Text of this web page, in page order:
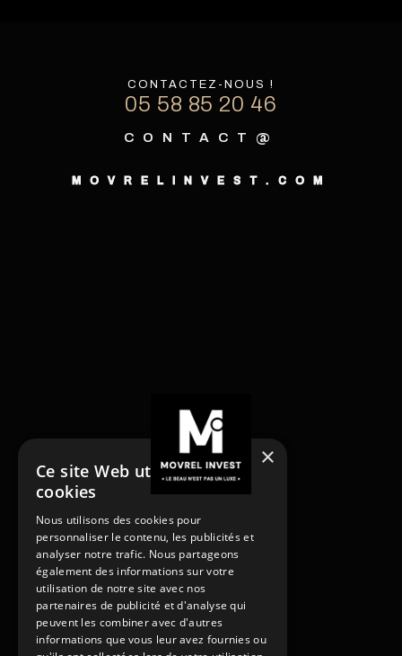
CONTACTEZ-NOUS !
05 58 85 20 46
CONTACT@
MOVRELINVEST.COM
Acheter
Acheter
Vendre
Vendre
Louer
Louer
Rénover
Rénover
Gestion locative
Gestion locative
PAGES
×
Ce site Web utilise des
cookies
Nous utilisons des cookies pour
personnaliser le contenu, les publicités et
analyser notre trafic. Nous partageons
également des informations sur votre
utilisation de notre site avec nos
partenaires de publicité et d'analyse qui
peuvent les combiner avec d'autres
informations que vous leur avez fournies ou